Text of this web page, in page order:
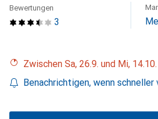
3
Bewertungen
Zwischen Sa, 26.9. und Mi,
Benachrichtigen, wenn schneller